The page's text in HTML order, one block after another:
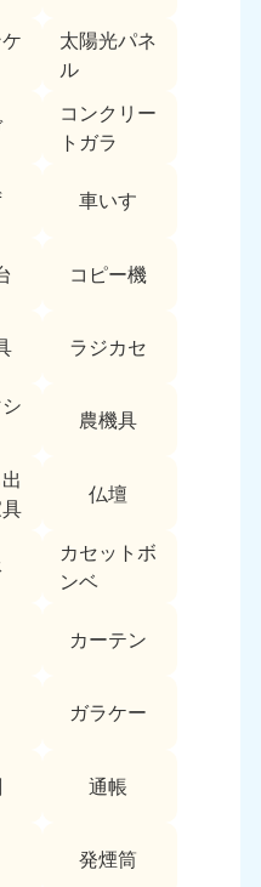
太陽光パネ
ル
コンクリー
トガラ
車いす
コピー機
ラジカセ
農機具
仏壇
カセットボ
ンベ
カーテン
ガラケー
通帳
発煙筒
山口県
050-1880-9900
〜19:00 年中無休
徳島県
050-1880-9898
9:00〜19:00 年中無休
9:00〜19:00 年中無休